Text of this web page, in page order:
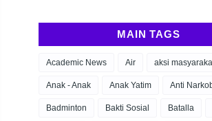
MAIN TAGS
Academic News Air aksi
Anak - Anak Anak Yatim Anti
Badminton Bakti Sosial Batalla